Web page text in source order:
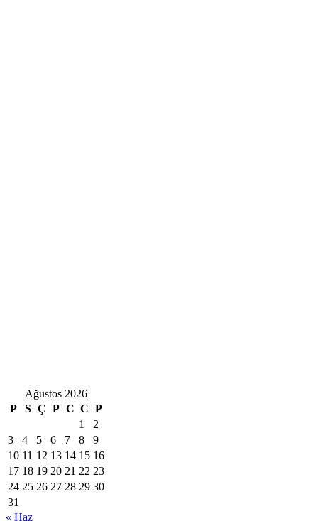
Ağustos 2026
P
S Ç P C C P
1
2
3
4 5 6 7 8
9
10 11 12 13 14 15 16
17 18 19 20 21 22 23
24 25 26 27 28 29 30
31
« Haz